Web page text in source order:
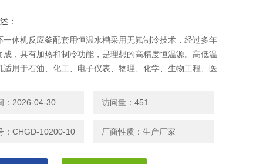
：
一体机反应釜配套用恒温水槽采用无氟制冷技术，经过多年
成，具有加热和制冷功能，是理想的高精度恒温源。高低温
适用于石油、化工、电子仪表、物理、化学、生物工程、医
质检及生产部门，为用户工作时提供一个冷热受控，温度均
：2026-04-30 访问量：451
：CHGD-10200-10 厂商性质：生产厂家